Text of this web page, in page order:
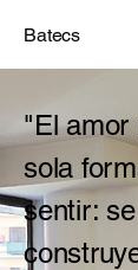
Batecs
"El amor
sola
sentir: